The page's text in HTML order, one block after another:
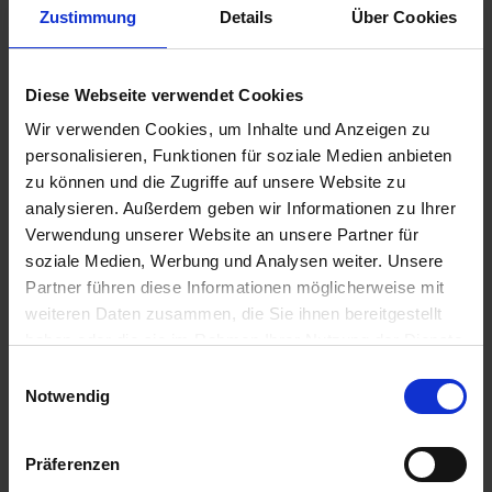
Zustimmung Details Über Cookies
Diese Webseite verwendet Cookies
Wir verwenden Cookies, um Inhalte und Anzeigen zu
personalisieren, Funktionen für soziale Medien anbieten
zu können und die Zugriffe auf unsere Website zu
analysieren. Außerdem geben wir Informationen zu Ihrer
Verwendung unserer Website an unsere Partner für
soziale Medien, Werbung und Analysen weiter. Unsere
Partner führen diese Informationen möglicherweise mit
weiteren Daten zusammen, die Sie ihnen bereitgestellt
Notwendig
Präferenzen
Düsenhalter
zzgl. MwSt.
8,88 € / St
IN DEN
WARENKORB
Düsenhalter 400040
zzgl. MwSt.
1,95 € / St
IN DEN
WARENKORB
Anmelden für Ihren persönlichen Preis
33,15 €
33,15 €pro 1 Stück